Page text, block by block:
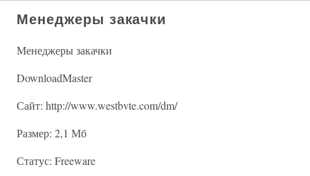
Менеджеры закачки
Менеджеры закачки
DownloadMaster
Сайт: http://www.westbvte.com/dm/
Размер: 2,1 Мб
Статус: Freeware